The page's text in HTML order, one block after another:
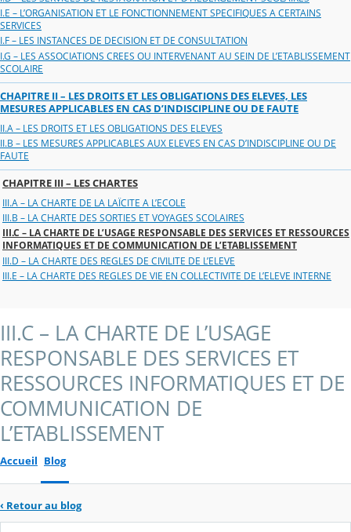
I.E – L’ORGANISATION ET LE FONCTIONNEMENT SPECIFIQUES A CERTAINS
SERVICES
I.F – LES INSTANCES DE DECISION ET DE CONSULTATION
I.G – LES ASSOCIATIONS CREES OU INTERVENANT AU SEIN DE L’ETABLISSEMENT
SCOLAIRE
CHAPITRE II – LES DROITS ET LES OBLIGATIONS DES ELEVES, LES
MESURES APPLICABLES EN CAS D’INDISCIPLINE OU DE FAUTE
II.A – LES DROITS ET LES OBLIGATIONS DES ELEVES
II.B – LES MESURES APPLICABLES AUX ELEVES EN CAS D’INDISCIPLINE OU DE
FAUTE
CHAPITRE III – LES CHARTES
III.A – LA CHARTE DE LA LAÏCITE A L’ECOLE
III.B – LA CHARTE DES SORTIES ET VOYAGES SCOLAIRES
III.C – LA CHARTE DE L’USAGE RESPONSABLE DES SERVICES ET RESSOURCES
INFORMATIQUES ET DE COMMUNICATION DE L’ETABLISSEMENT
III.D – LA CHARTE DES REGLES DE CIVILITE DE L’ELEVE
III.E – LA CHARTE DES REGLES DE VIE EN COLLECTIVITE DE L’ELEVE INTERNE
III.C – LA CHARTE DE L’USAGE
RESPONSABLE DES SERVICES ET
RESSOURCES INFORMATIQUES ET DE
COMMUNICATION DE
L’ETABLISSEMENT
Accueil Blog
‹ Retour au blog